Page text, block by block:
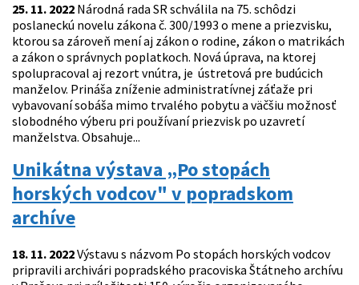
25. 11. 2022 Národná rada SR schválila na 75. schôdzi
poslaneckú novelu zákona č. 300/1993 o mene a priezvisku,
ktorou sa zároveň mení aj zákon o rodine, zákon o matrikách
a zákon o správnych poplatkoch. Nová úprava, na ktorej
spolupracoval aj rezort vnútra, je ústretová pre budúcich
manželov. Prináša zníženie administratívnej záťaže pri
vybavovaní sobáša mimo trvalého pobytu a väčšiu možnosť
slobodného výberu pri používaní priezvisk po uzavretí
manželstva. Obsahuje...
Unikátna výstava „Po stopách
horských vodcov" v popradskom
archíve
18. 11. 2022Výstavu s názvom Po stopách horských vodcov
pripravili archivári popradského pracoviska Štátneho archívu